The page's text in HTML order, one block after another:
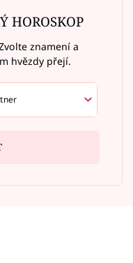
HOROSKOP
znamení a
hvězdy přejí.